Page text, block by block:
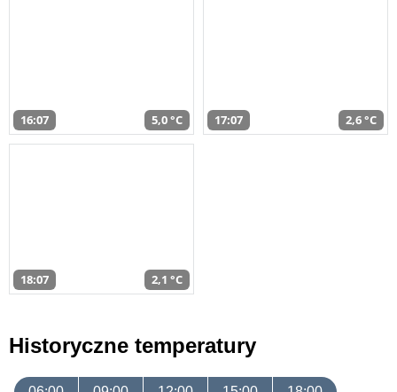
16:07 5,0 °C 17:07 2,6 °C
18:07 2,1 °C
Historyczne temperatury